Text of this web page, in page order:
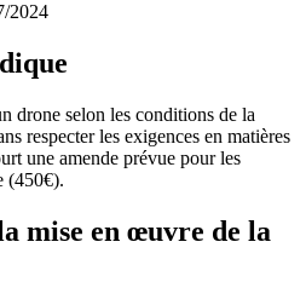
2024
drone selon les conditions de la
respecter les exigences en matières
une amende prévue pour les
(450€).
mise en œuvre de la